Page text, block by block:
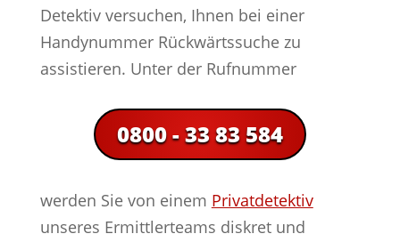
Detektiv versuchen, Ihnen bei einer
Handynummer Rückwärtssuche zu
assistieren. Unter der Rufnummer
0800 - 33 83 584
werden Sie von einem Privatdetektiv
unseres Ermittlerteams diskret und